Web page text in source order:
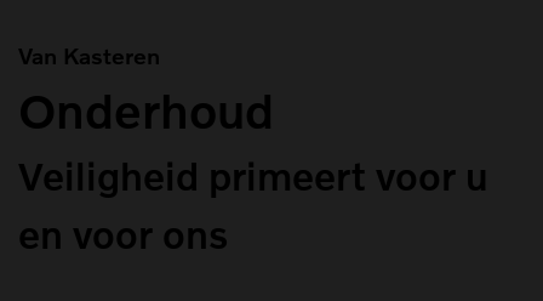
Van Kasteren
Onderhoud
Veiligheid primeert voor u
en voor ons